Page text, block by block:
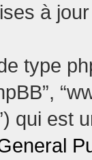
à
type
qui est